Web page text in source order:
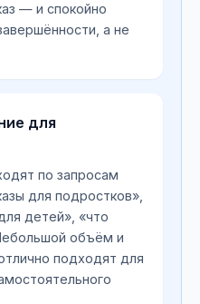
— и спокойно
а не
для
по запросам
для подростков»,
детей», «что
объём и
подходят для